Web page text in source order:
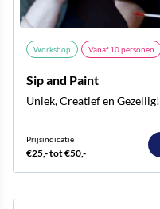
Workshop Vanaf10personen
Sip and Paint
Uniek, Creatief en Gezellig!
Prijsindicatie
€25,- tot €50,-